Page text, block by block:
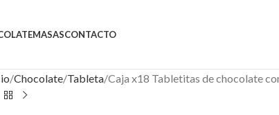
MASASCONTACTO
Chocolate Tableta Caja x18 Tabletitas de chocolate